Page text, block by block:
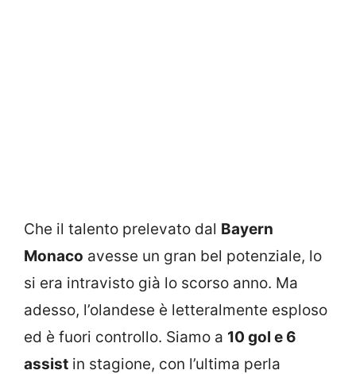
Che il talento prelevato dal Bayern
Monaco avesse un gran bel potenziale, lo
si era intravisto già lo scorso anno. Ma
adesso, l’olandese è letteralmente esploso
ed è fuori controllo. Siamo a 10 gol e 6
assist in stagione, con l’ultima perla